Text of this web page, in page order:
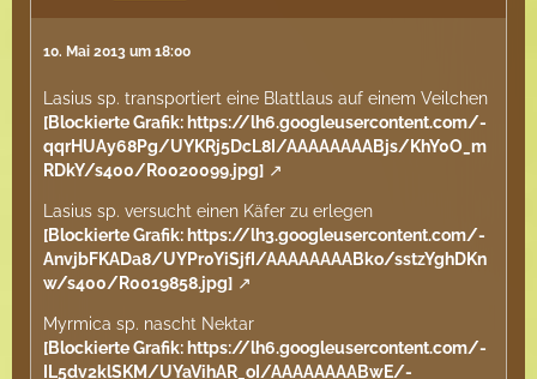
10. Mai 2013 um 18:00
Lasius sp. transportiert eine Blattlaus auf einem Veilchen
[Blockierte Grafik: https://lh6.googleusercontent.com/-
qqrHUAy68Pg/UYKRj5DcL8I/AAAAAAAABjs/KhY0O_m
RDkY/s400/R0020099.jpg]
Lasius sp. versucht einen Käfer zu erlegen
[Blockierte Grafik: https://lh3.googleusercontent.com/-
AnvjbFKADa8/UYPr0YiSjfI/AAAAAAAABko/sstzYghDKn
w/s400/R0019858.jpg]
Myrmica sp. nascht Nektar
[Blockierte Grafik: https://lh6.googleusercontent.com/-
IL5dv2klSKM/UYaVihAR_oI/AAAAAAAABwE/-